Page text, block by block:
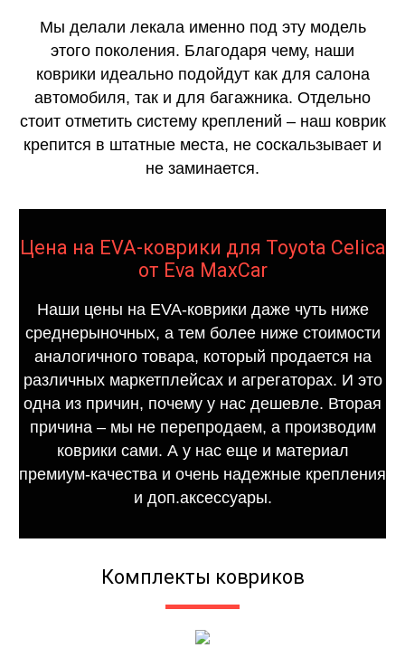
Мы делали лекала именно под эту модель
этого поколения. Благодаря чему, наши
коврики идеально подойдут как для салона
автомобиля, так и для багажника. Отдельно
стоит отметить систему креплений – наш коврик
крепится в штатные места, не соскальзывает и
не заминается.
Цена на EVA-коврики для Toyota Celica
от Eva MaxCar
Наши цены на EVA-коврики даже чуть ниже
среднерыночных, а тем более ниже стоимости
аналогичного товара, который продается на
различных маркетплейсах и агрегаторах. И это
одна из причин, почему у нас дешевле. Вторая
причина – мы не перепродаем, а производим
коврики сами. А у нас еще и материал
премиум-качества и очень надежные крепления
и доп.аксессуары.
Комплекты ковриков